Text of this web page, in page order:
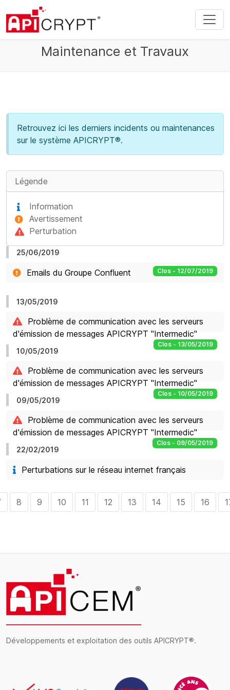
Maintenance et Travaux
Retrouvez ici les derniers incidents ou maintenances
sur le système APICRYPT®.
Légende
Information
Avertissement
Perturbation
25/06/2019
Emails du Groupe Confluent Clos - 12/07/2019
13/05/2019
Problème de communication avec les serveurs
d'émission de messages APICRYPT "Intermedic"
Clos - 13/05/2019
10/05/2019
Problème de communication avec les serveurs
d'émission de messages APICRYPT "Intermedic"
Clos - 10/05/2019
09/05/2019
Problème de communication avec les serveurs
d'émission de messages APICRYPT "Intermedic"
Clos - 09/05/2019
22/02/2019
Perturbations sur le réseau internet français
8 9 10 11 12 13 14 15 16
Développements et exploitation des outils APICRYPT®.